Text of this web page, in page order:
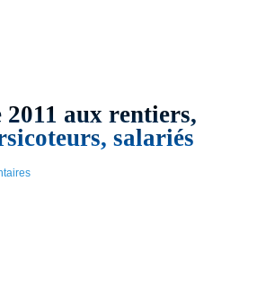
2011 aux rentiers,
salariés